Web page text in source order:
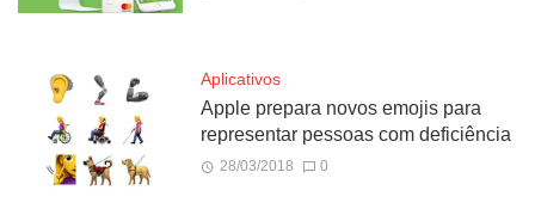
Aplicativos
Apple prepara novos emojis para
representar pessoas com deficiência
28/03/2018 0